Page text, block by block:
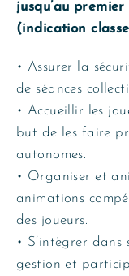
jusqu’au
(indication
• Assurer la
de séances
• Accueillir les
but de les faire
autonomes.
• Organiser et
animations
des joueurs.
• S’intègrer
gestion et